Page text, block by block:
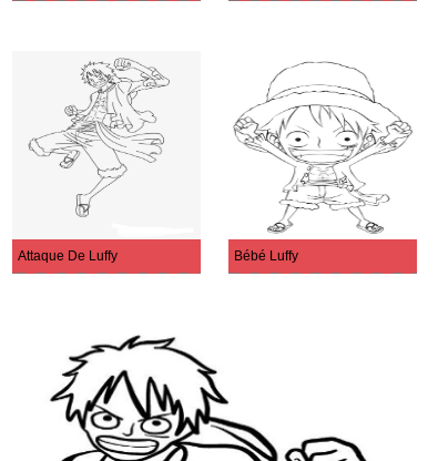
Attaque De Luffy Bébé Luffy